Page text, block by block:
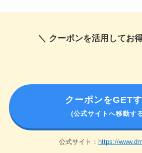
＼ クーポンを活用してお
クーポンをGET
(公式サイトへ移動す
公式サイト： https://